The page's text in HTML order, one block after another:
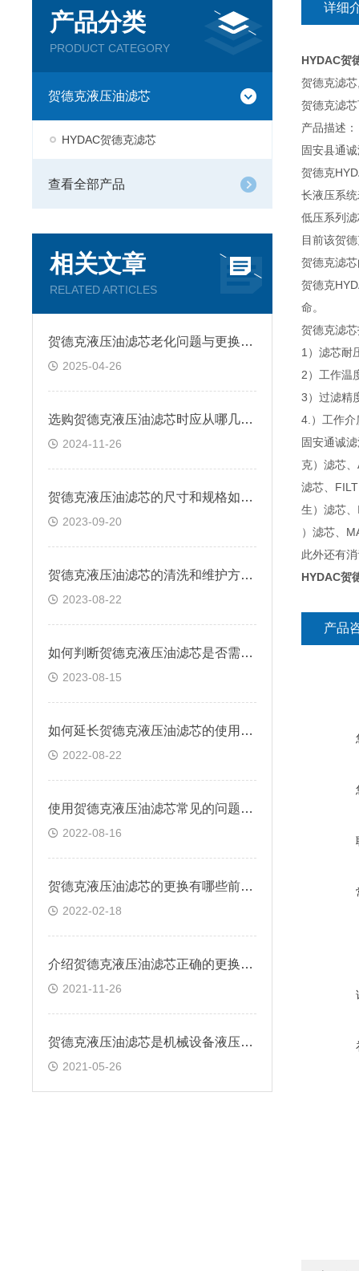
产品分类
PRODUCT CATEGORY
贺德克液压油滤芯
HYDAC贺德克滤芯
查看全部产品
相关文章
RELATED ARTICLES
贺德克液压油滤芯老化问题与更换策略
2025-04-26
选购贺德克液压油滤芯时应从哪几方面考虑？
2024-11-26
贺德克液压油滤芯的尺寸和规格如何选择？
2023-09-20
贺德克液压油滤芯的清洗和维护方法有哪些？
2023-08-22
如何判断贺德克液压油滤芯是否需要更换？
2023-08-15
如何延长贺德克液压油滤芯的使用寿命
2022-08-22
使用贺德克液压油滤芯常见的问题有哪些？
2022-08-16
贺德克液压油滤芯的更换有哪些前提条件
2022-02-18
介绍贺德克液压油滤芯正确的更换方法
2021-11-26
贺德克液压油滤芯是机械设备液压系统中重要部件
2021-05-26
详细
HYDAC贺
贺德克滤
贺德克滤
产品描述：
固安县通
贺德克
长液压系
低压系列
目前该贺
贺德克滤
贺德克
命。
贺德克滤
1）滤芯耐
2）工作温
3）过滤精
4.）工作介
固安通诚
克）滤芯
滤芯、
生）滤芯
）滤芯、
此外还有
HYDAC贺
产品